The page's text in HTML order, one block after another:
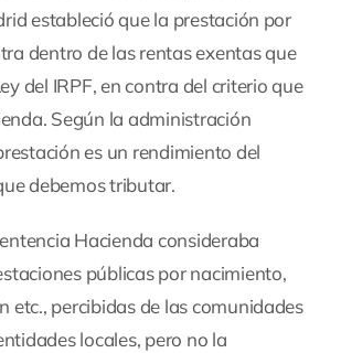
estableció que la prestación por
dentro de las rentas exentas que
del IRPF, en contra del criterio que
Según la administración
es un rendimiento del
debemos tributar.
Hacienda consideraba
públicas por nacimiento,
etc., percibidas de las comunidades
locales, pero no la